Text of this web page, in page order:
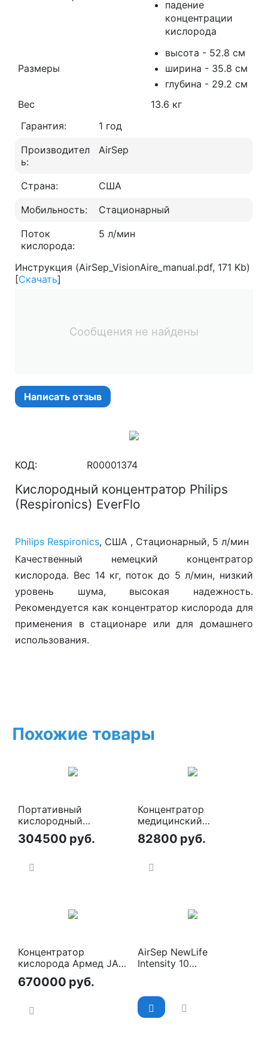
падение
концентрации
кислорода
Размеры
высота - 52.8 см
ширина - 35.8 см
глубина - 29.2 см
Вес
13.6 кг
Гарантия:
1 год
Производител
ь:
AirSep
Страна:
США
Мобильность:
Стационарный
Поток
кислорода:
5 л/мин
Инструкция (AirSep_VisionAire_manual.pdf, 171 Kb)
[Скачать]
Сообщения не найдены
Написать отзыв
КОД: R00001374
Кислородный концентратор Philips
(Respironics) EverFlo
Philips Respironics, США , Стационарный, 5 л/мин
Качественный немецкий концентратор
кислорода. Вес 14 кг, поток до 5 л/мин, низкий
уровень шума, высокая надежность.
Рекомендуется как концентратор кислорода для
применения в стационаре или для домашнего
использования.
Похожие товары
Портативный
кислородный
концентратор
DeVilbiss iGo2
304500 руб.
Концентратор
медицинский
кислородный Longfian
Jay-10FW-D
82800 руб.
Концентратор
кислорода Армед JAY-
20 (4.0)
670000 руб.
AirSep NewLife
Intensity 10
медицинский